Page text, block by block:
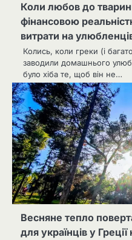
Коли любов до
фінансовою
витрати на
Колись, коли греки (і
заводили домашнього
було хіба те, щоб він не…
Весняне тепло
для українців у